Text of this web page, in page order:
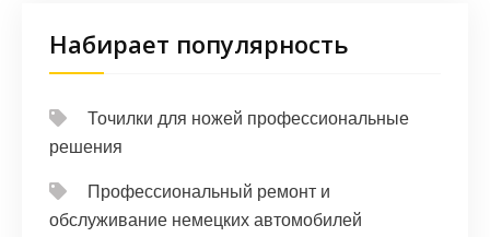
Набирает популярность
Точилки для ножей профессиональные
решения
Профессиональный ремонт и
обслуживание немецких автомобилей